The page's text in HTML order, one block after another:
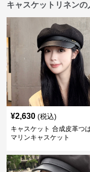
キャスケットリネンの
¥2,630 (税込)
キャスケット 合成皮革つ
マリンキャスケット